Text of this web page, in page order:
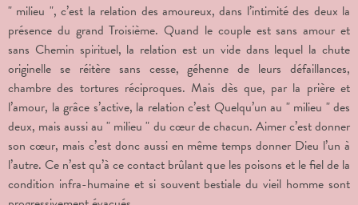
" milieu ", c’est la relation des amoureux, dans l’intimité des deux la
présence du grand Troisième. Quand le couple est sans amour et
sans Chemin spirituel, la relation est un vide dans lequel la chute
originelle se réitère sans cesse, géhenne de leurs défaillances,
chambre des tortures réciproques. Mais dès que, par la prière et
l’amour, la grâce s’active, la relation c’est Quelqu’un au " milieu " des
deux, mais aussi au " milieu " du cœur de chacun. Aimer c’est donner
son cœur, mais c’est donc aussi en même temps donner Dieu l’un à
l’autre. Ce n’est qu’à ce contact brûlant que les poisons et le fiel de la
condition infra-humaine et si souvent bestiale du vieil homme sont